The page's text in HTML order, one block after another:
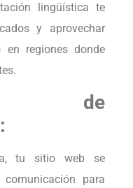
lingüística te
y aprovechar
en regiones donde
de
tu sitio web se
para